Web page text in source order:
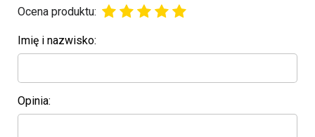
Ocena produktu:
Imię i nazwisko:
Opinia: